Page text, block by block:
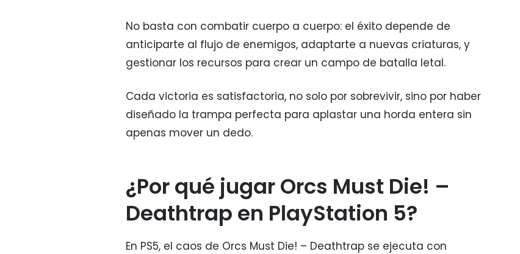
No basta con combatir cuerpo a cuerpo: el éxito depende de
anticiparte al flujo de enemigos, adaptarte a nuevas criaturas, y
gestionar los recursos para crear un campo de batalla letal.
Cada victoria es satisfactoria, no solo por sobrevivir, sino por haber
diseñado la trampa perfecta para aplastar una horda entera sin
apenas mover un dedo.
¿Por qué jugar Orcs Must Die! –
Deathtrap en PlayStation 5?
En PS5, el caos de Orcs Must Die! – Deathtrap se ejecuta con